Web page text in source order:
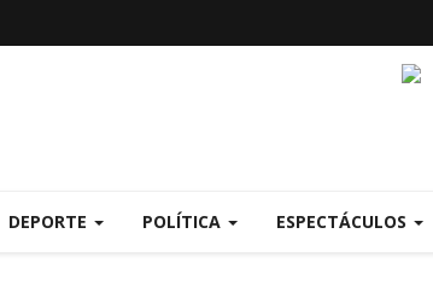
DEPORTE POLÍTICA ESPECTÁCULOS